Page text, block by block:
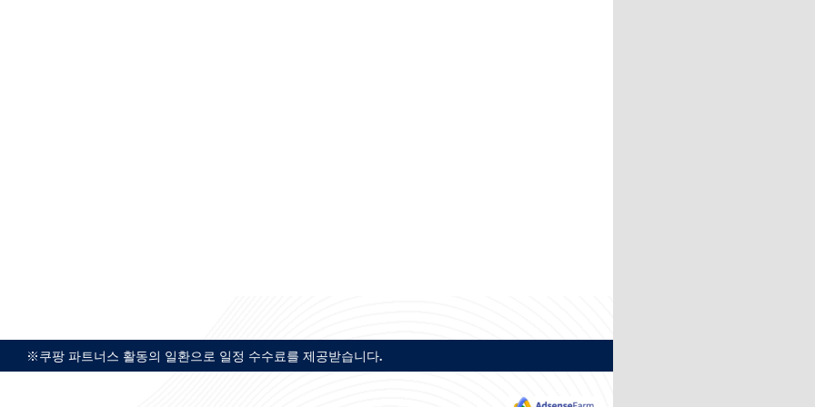
※쿠팡 파트너스 활동의 일환으로 일정 수수료를 제공받습니다.